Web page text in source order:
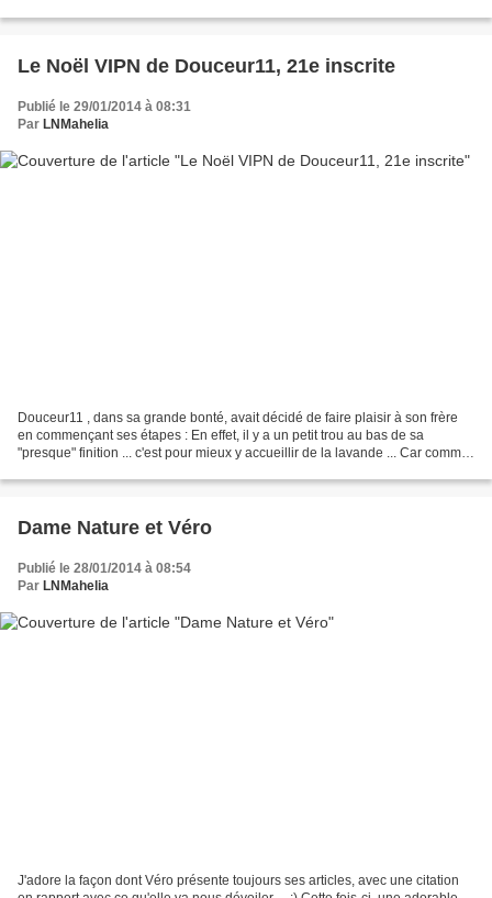
Le Noël VIPN de Douceur11, 21e inscrite
Publié le 29/01/2014 à 08:31
Par LNMahelia
Douceur11 , dans sa grande bonté, avait décidé de faire plaisir à son frère
en commençant ses étapes : En effet, il y a un petit trou au bas de sa
"presque" finition ... c'est pour mieux y accueillir de la lavande ... Car comme
Dame Nature et Véro
Publié le 28/01/2014 à 08:54
Par LNMahelia
J'adore la façon dont Véro présente toujours ses articles, avec une citation